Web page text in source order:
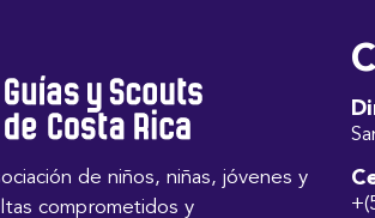
de niños, niñas, jóvenes y
comprometidos y